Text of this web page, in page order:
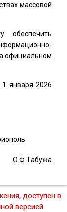
массовой
обеспечить
официальном
января 2026
О.Ф. Габужа
доступен в
версией